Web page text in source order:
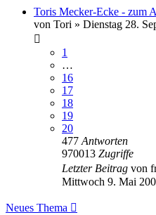
Toris Mecker-Ecke - zum
von Tori » Dienstag 28.
1
…
16
17
18
19
20
477 Antworten
970013 Zugriffe
Letzter Beitrag von
Mittwoch 9. Mai
Neues Thema